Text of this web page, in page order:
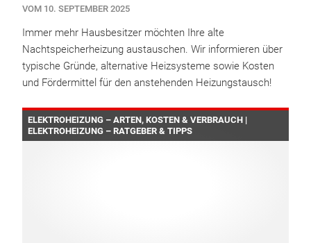
VOM 10. SEPTEMBER 2025
Immer mehr Hausbesitzer möchten Ihre alte
Nachtspeicherheizung austauschen. Wir informieren über
typische Gründe, alternative Heizsysteme sowie Kosten
und Fördermittel für den anstehenden Heizungstausch!
ELEKTROHEIZUNG – ARTEN, KOSTEN & VERBRAUCH |
ELEKTROHEIZUNG – RATGEBER & TIPPS